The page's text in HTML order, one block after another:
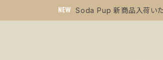
Soda Pup 新商品入荷い